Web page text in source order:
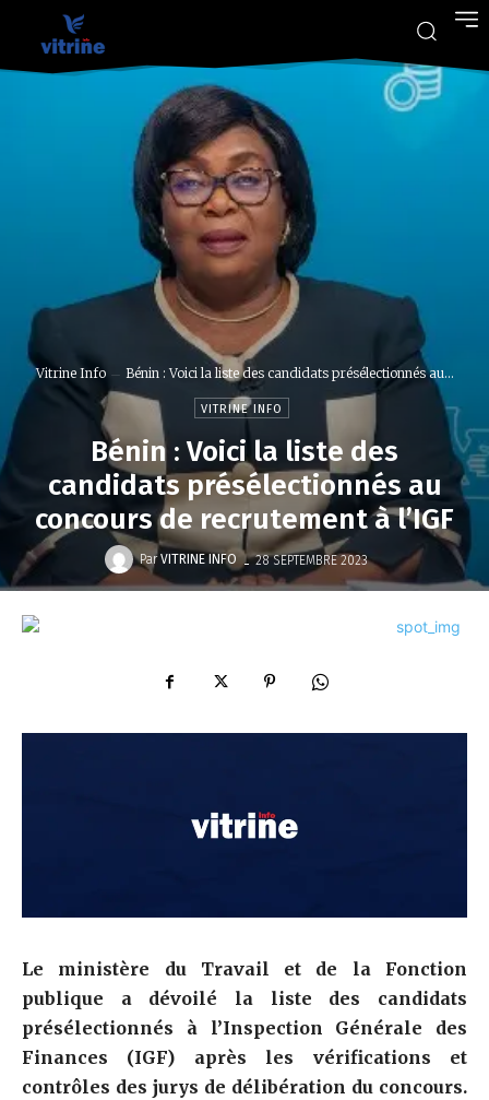
Vitrine Info Bénin : Voici la liste des candidats présélectionnés au...
VITRINE INFO
Bénin : Voici la liste des
candidats présélectionnés au
concours de recrutement à l’IGF
Par VITRINE INFO - 28 SEPTEMBRE 2023
Le ministère du Travail et de la Fonction
publique a dévoilé la liste des candidats
présélectionnés à l’Inspection Générale des
Finances (IGF) après les vérifications et
contrôles des jurys de délibération du concours.